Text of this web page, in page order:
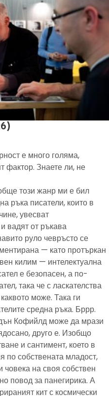
е много голяма,
Знаете ли, не
този жанр ми е бил
ръка писатели, които в
увесват
вадят от ръкава
руло чевръсто се
— като протъркан
килим — интелектуална
е безопасен, а по-
така че с ласкателства
може. Така ги
средна ръка. Бррр.
Кофийлд може да мрази
друго е. Изобщо
и сантимент, което в
по собствената младост,
човека на своя собствен
повод за панегирика. А
кит с космически